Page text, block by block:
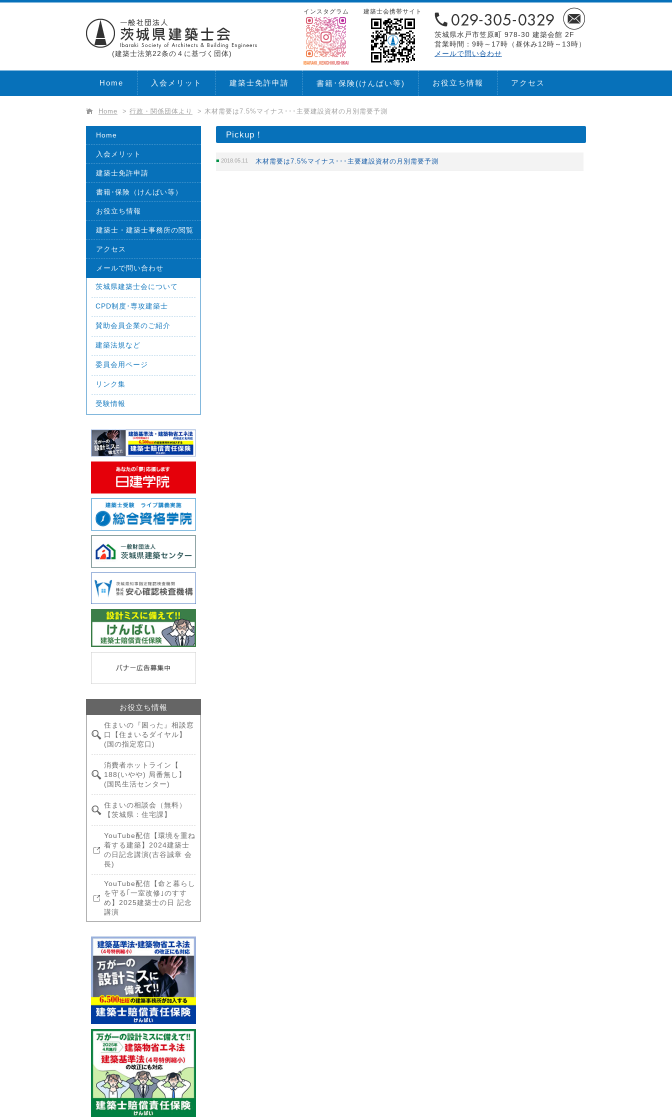
(建築士法第22条の４に基づく団体)
茨城県水戸市笠原町 978-30 建築会館 2F
営業時間：9時～17時（昼休み12時～13時）
メールで問い合わせ
建築士会携帯サイト
インスタグラム
Home 入会メリット 建築士免許申請 書籍･保険(けんばい等) お役立ち情報 アクセス
Home > 行政・関係団体より > 木材需要は7.5%マイナス･･･主要建設資材の月別需要予測
Pickup！
2018.05.11 木材需要は7.5%マイナス･･･主要建設資材の月別需要予測
Home
入会メリット
建築士免許申請
書籍･保険（けんばい等）
お役立ち情報
建築士・建築士事務所の閲覧
アクセス
メールで問い合わせ
茨城県建築士会について
CPD制度･専攻建築士
賛助会員企業のご紹介
建築法規など
委員会用ページ
リンク集
受験情報
お役立ち情報
住まいの『困った』相談窓
口【住まいるダイヤル】
(国の指定窓口)
消費者ホットライン【
188(いやや) 局番無し】
(国民生活センター)
住まいの相談会（無料）
【茨城県：住宅課】
YouTube配信【環境を重ね
着する建築】2024建築士
の日記念講演(古谷誠章 会
長)
YouTube配信【命と暮らし
を守る｢一室改修｣のすす
め】2025建築士の日 記念
講演